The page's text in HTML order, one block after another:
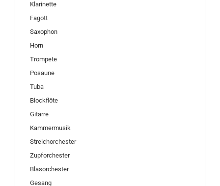
Klarinette
Fagott
Saxophon
Horn
Trompete
Posaune
Tuba
Blockflöte
Gitarre
Kammermusik
Streichorchester
Zupforchester
Blasorchester
Gesang